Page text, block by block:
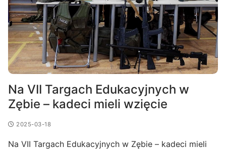
Na VII Targach Edukacyjnych w
Zębie – kadeci mieli wzięcie
2025-03-18
Na VII Targach Edukacyjnych w Zębie – kadeci mieli